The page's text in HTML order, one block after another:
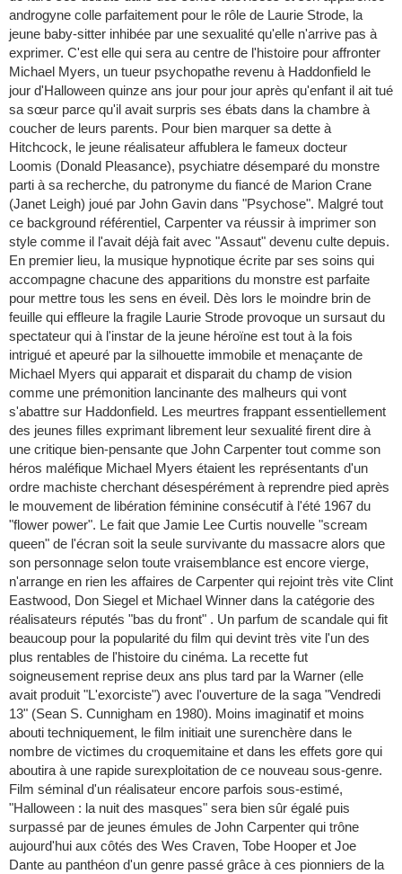
androgyne colle parfaitement pour le rôle de Laurie Strode, la
jeune baby-sitter inhibée par une sexualité qu'elle n'arrive pas à
exprimer. C'est elle qui sera au centre de l'histoire pour affronter
Michael Myers, un tueur psychopathe revenu à Haddonfield le
jour d'Halloween quinze ans jour pour jour après qu'enfant il ait tué
sa sœur parce qu'il avait surpris ses ébats dans la chambre à
coucher de leurs parents. Pour bien marquer sa dette à
Hitchcock, le jeune réalisateur affublera le fameux docteur
Loomis (Donald Pleasance), psychiatre désemparé du monstre
parti à sa recherche, du patronyme du fiancé de Marion Crane
(Janet Leigh) joué par John Gavin dans "Psychose". Malgré tout
ce background référentiel, Carpenter va réussir à imprimer son
style comme il l'avait déjà fait avec "Assaut" devenu culte depuis.
En premier lieu, la musique hypnotique écrite par ses soins qui
accompagne chacune des apparitions du monstre est parfaite
pour mettre tous les sens en éveil. Dès lors le moindre brin de
feuille qui effleure la fragile Laurie Strode provoque un sursaut du
spectateur qui à l'instar de la jeune héroïne est tout à la fois
intrigué et apeuré par la silhouette immobile et menaçante de
Michael Myers qui apparait et disparait du champ de vision
comme une prémonition lancinante des malheurs qui vont
s'abattre sur Haddonfield. Les meurtres frappant essentiellement
des jeunes filles exprimant librement leur sexualité firent dire à
une critique bien-pensante que John Carpenter tout comme son
héros maléfique Michael Myers étaient les représentants d'un
ordre machiste cherchant désespérément à reprendre pied après
le mouvement de libération féminine consécutif à l'été 1967 du
"flower power". Le fait que Jamie Lee Curtis nouvelle "scream
queen" de l'écran soit la seule survivante du massacre alors que
son personnage selon toute vraisemblance est encore vierge,
n'arrange en rien les affaires de Carpenter qui rejoint très vite Clint
Eastwood, Don Siegel et Michael Winner dans la catégorie des
réalisateurs réputés "bas du front" . Un parfum de scandale qui fit
beaucoup pour la popularité du film qui devint très vite l'un des
plus rentables de l'histoire du cinéma. La recette fut
soigneusement reprise deux ans plus tard par la Warner (elle
avait produit "L'exorciste") avec l'ouverture de la saga "Vendredi
13" (Sean S. Cunnigham en 1980). Moins imaginatif et moins
abouti techniquement, le film initiait une surenchère dans le
nombre de victimes du croquemitaine et dans les effets gore qui
aboutira à une rapide surexploitation de ce nouveau sous-genre.
Film séminal d'un réalisateur encore parfois sous-estimé,
"Halloween : la nuit des masques" sera bien sûr égalé puis
surpassé par de jeunes émules de John Carpenter qui trône
aujourd'hui aux côtés des Wes Craven, Tobe Hooper et Joe
Dante au panthéon d'un genre passé grâce à ces pionniers de la